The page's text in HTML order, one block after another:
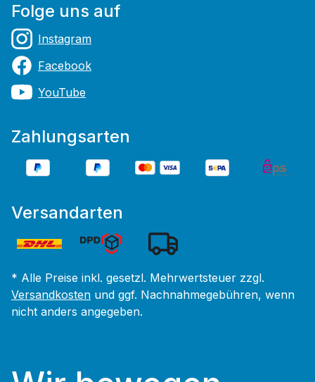
Folge uns auf
Instagram
Facebook
YouTube
Zahlungsarten
Versandarten
* Alle Preise inkl. gesetzl. Mehrwertsteuer zzgl.
Versandkosten und ggf. Nachnahmegebühren, wenn
nicht anders angegeben.